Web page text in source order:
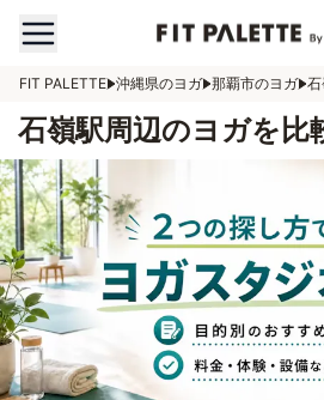
FIT PALETTE 沖縄県のヨガ 那覇市のヨガ
石嶺駅周辺のヨガを比